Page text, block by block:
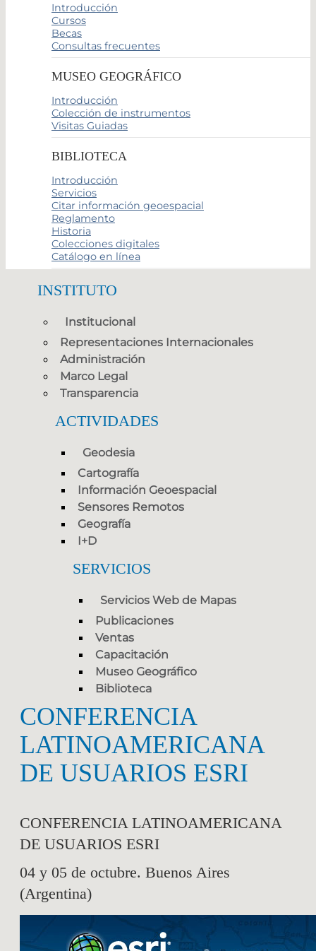
Introducción
Cursos
Becas
Consultas frecuentes
MUSEO GEOGRÁFICO
Introducción
Colección de instrumentos
Visitas Guiadas
BIBLIOTECA
Introducción
Servicios
Citar información geoespacial
Reglamento
Historia
Colecciones digitales
Catálogo en línea
INSTITUTO
Institucional
Representaciones Internacionales
Administración
Marco Legal
Transparencia
ACTIVIDADES
Geodesia
Cartografía
Información Geoespacial
Sensores Remotos
Geografía
I+D
SERVICIOS
Servicios Web de Mapas
Publicaciones
Ventas
Capacitación
Museo Geográfico
Biblioteca
CONFERENCIA
LATINOAMERICANA
DE USUARIOS ESRI
CONFERENCIA LATINOAMERICANA
DE USUARIOS ESRI
04 y 05 de octubre. Buenos Aires
(Argentina)